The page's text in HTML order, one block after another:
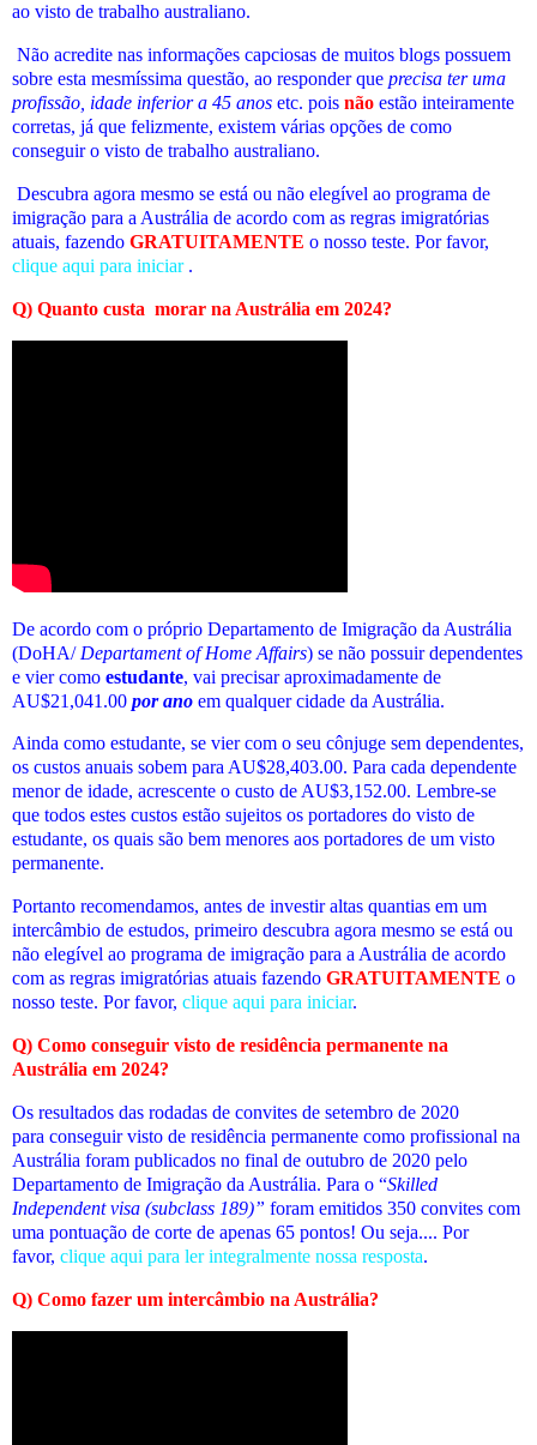
ao visto de trabalho australiano.
Não acredite nas informações capciosas de muitos blogs possuem
sobre esta mesmíssima questão, ao responder que precisa ter uma
profissão, idade inferior a 45 anos etc. pois não estão inteiramente
corretas, já que felizmente, existem várias opções de como
conseguir o visto de trabalho australiano.
Descubra agora mesmo se está ou não elegível ao programa de
imigração para a Austrália de acordo com as regras imigratórias
atuais, fazendo GRATUITAMENTE o nosso teste. Por favor,
clique aqui para iniciar .
Q) Quanto custa morar na Austrália em 2024?
De acordo com o próprio Departamento de Imigração da Austrália
(DoHA/ Departament of Home Affairs) se não possuir dependentes
e vier como estudante, vai precisar aproximadamente de
AU$21,041.00 por ano em qualquer cidade da Austrália.
Ainda como estudante, se vier com o seu cônjuge sem dependentes,
os custos anuais sobem para AU$28,403.00. Para cada dependente
menor de idade, acrescente o custo de AU$3,152.00. Lembre-se
que todos estes custos estão sujeitos os portadores do visto de
estudante, os quais são bem menores aos portadores de um visto
permanente.
Portanto recomendamos, antes de investir altas quantias em um
intercâmbio de estudos, primeiro descubra agora mesmo se está ou
não elegível ao programa de imigração para a Austrália de acordo
com as regras imigratórias atuais fazendo GRATUITAMENTE o
nosso teste. Por favor, clique aqui para iniciar.
Q) Como conseguir visto de residência permanente na
Austrália em 2024?
Os resultados das rodadas de convites de setembro de 2020
para conseguir visto de residência permanente como profissional na
Austrália foram publicados no final de outubro de 2020 pelo
Departamento de Imigração da Austrália. Para o “Skilled
Independent visa (subclass 189)” foram emitidos 350 convites com
uma pontuação de corte de apenas 65 pontos! Ou seja.... Por
favor, clique aqui para ler integralmente nossa resposta.
Q) Como fazer um intercâmbio na Austrália?